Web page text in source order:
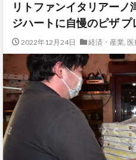
リトファンイタリアーノ
ジハートに自慢のピザ プ
2022年12月24日 経済・産業 医